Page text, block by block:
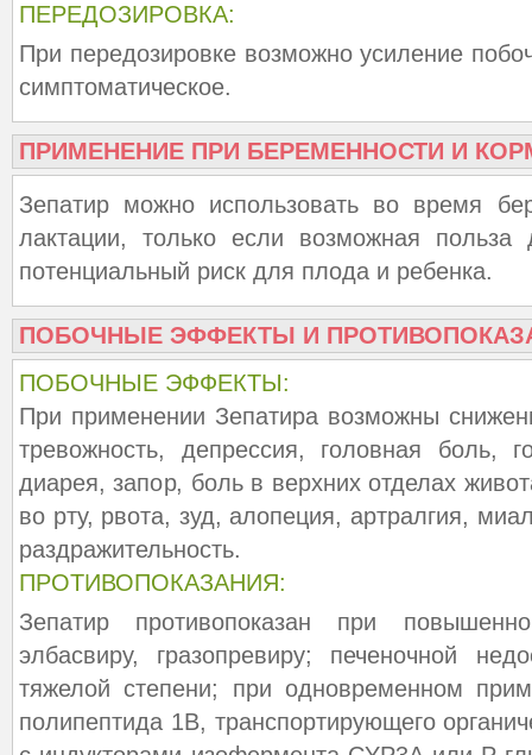
ПЕРЕДОЗИРОВКА:
При передозировке возможно усиление
симптоматическое.
ПРИМЕНЕНИЕ ПРИ БЕРЕМЕННОСТИ И
Зепатир можно использовать во время
лактации, только если возможная
потенциальный риск для плода и ребенка.
ПОБОЧНЫЕ ЭФФЕКТЫ И
ПОБОЧНЫЕ ЭФФЕКТЫ:
При применении Зепатира возможны
тревожность, депрессия, головная боль,
диарея, запор, боль в верхних отделах
во рту, рвота, зуд, алопеция, артралгия,
раздражительность.
ПРОТИВОПОКАЗАНИЯ:
Зепатир противопоказан при
элбасвиру, гразопревиру; печеночной
тяжелой степени; при одновременном
полипептида 1В, транспортирующего